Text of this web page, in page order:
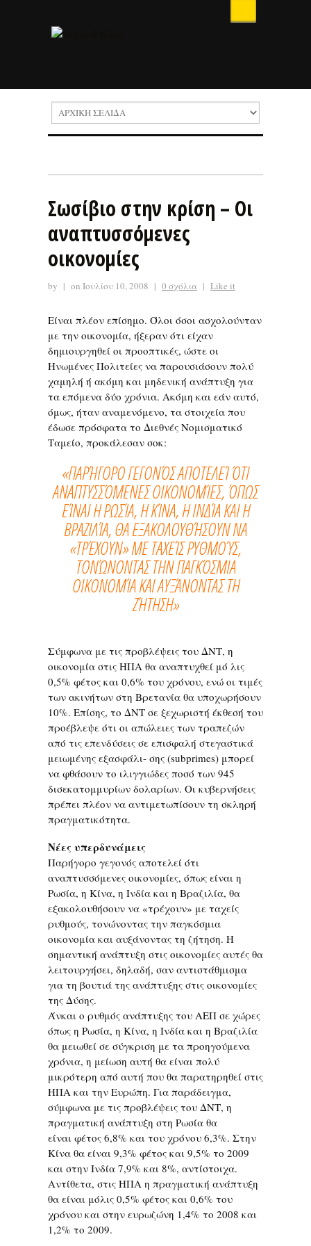
Σωσίβιο στην κρίση – Οι
αναπτυσσόμενες
οικονομίες
by | on Ιουλίου 10, 2008 | 0 σχόλια | Like it
Είναι πλέον επίσημο. Όλοι όσοι ασχολούνταν
με την οικονομία, ήξεραν ότι είχαν
δημιουργηθεί οι προοπτικές, ώστε οι
Ηνωμένες Πολιτείες να παρουσιάσουν πολύ
χαμηλή ή ακόμη και μηδενική ανάπτυξη για
τα επόμενα δύο χρόνια. Ακόμη και εάν αυτό,
όμως, ήταν αναμενόμενο, τα στοιχεία που
έδωσε πρόσφατα το Διεθνές Νομισματικό
Ταμείο, προκάλεσαν σοκ:
«ΠΑΡΉΓΟΡΟ ΓΕΓΟΝΌΣ ΑΠΟΤΕΛΕΊ ΌΤΙ
ΑΝΑΠΤΥΣΣΌΜΕΝΕΣ ΟΙΚΟΝΟΜΊΕΣ, ΌΠΩΣ
ΕΊΝΑΙ Η ΡΩΣΊΑ, Η ΚΊΝΑ, Η ΙΝΔΊΑ ΚΑΙ Η
ΒΡΑΖΙΛΊΑ, ΘΑ ΕΞΑΚΟΛΟΥΘΉΣΟΥΝ ΝΑ
«ΤΡΈΧΟΥΝ» ΜΕ ΤΑΧΕΊΣ ΡΥΘΜΟΎΣ,
ΤΟΝΏΝΟΝΤΑΣ ΤΗΝ ΠΑΓΚΌΣΜΙΑ
ΟΙΚΟΝΟΜΊΑ ΚΑΙ ΑΥΞΆΝΟΝΤΑΣ ΤΗ
ΖΉΤΗΣΗ»
Σύμφωνα με τις προβλέψεις του ΔΝΤ, η
οικονομία στις ΗΠΑ θα αναπτυχθεί μό λις
0,5% φέτος και 0,6% του χρόνου, ενώ οι τιμές
των ακινήτων στη Βρετανία θα υποχωρήσουν
10%. Επίσης, το ΔΝΤ σε ξεχωριστή έκθεσή του
προέβλεψε ότι οι απώλειες των τραπεζών
από τις επενδύσεις σε επισφαλή στεγαστικά
μειωμένης εξασφάλι- σης (subprimes) μπορεί
να φθάσουν το ιλιγγιώδες ποσό των 945
δισεκατομμυρίων δολαρίων. Οι κυβερνήσεις
πρέπει πλέον να αντιμετωπίσουν τη σκληρή
πραγματικότητα.
Νέες υπερδυνάμεις
Παρήγορο γεγονός αποτελεί ότι
αναπτυσσόμενες οικονομίες, όπως είναι η
Ρωσία, η Κίνα, η Ινδία και η Βραζιλία, θα
εξακολουθήσουν να «τρέχουν» με ταχείς
ρυθμούς, τονώνοντας την παγκόσμια
οικονομία και αυξάνοντας τη ζήτηση. Η
σημαντική ανάπτυξη στις οικονομίες αυτές θα
λειτουργήσει, δηλαδή, σαν αντιστάθμισμα
για τη βουτιά της ανάπτυξης στις οικονομίες
της Δύσης.
Άνκαι ο ρυθμός ανάπτυξης του ΑΕΠ σε χώρες
όπως η Ρωσία, η Κίνα, η Ινδία και η Βραζιλία
θα μειωθεί σε σύγκριση με τα προηγούμενα
χρόνια, η μείωση αυτή θα είναι πολύ
μικρότερη από αυτή που θα παρατηρηθεί στις
ΗΠΑ και την Ευρώπη. Για παράδειγμα,
σύμφωνα με τις προβλέψεις του ΔΝΤ, η
πραγματική ανάπτυξη στη Ρωσία θα
είναι φέτος 6,8% και του χρόνου 6,3%. Στην
Κίνα θα είναι 9,3% φέτος και 9,5% το 2009
και στην Ινδία 7,9% και 8%, αντίστοιχα.
Αντίθετα, στις ΗΠΑ η πραγματική ανάπτυξη
θα είναι μόλις 0,5% φέτος και 0,6% του
χρόνου και στην ευρωζώνη 1,4% το 2008 και
1,2% το 2009.